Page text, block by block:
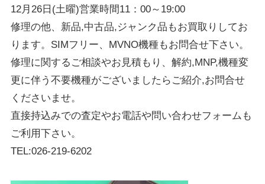
12月26日(土曜)営業時間11：00～19:00
修理の他、新品,中古品,ジャンク品もお買取りしてお
ります。SIMフリー、MVNO機種もお問合せ下さい。
修理に関するご相談やお見積もり、解約,MNP,機種変
更に伴う不要機種がございましたらご紹介,お問合せ
くださいませ。
直接持込みでの査定やお電話や問い合わせフォームも
ご利用下さい。
TEL:026-219-6202